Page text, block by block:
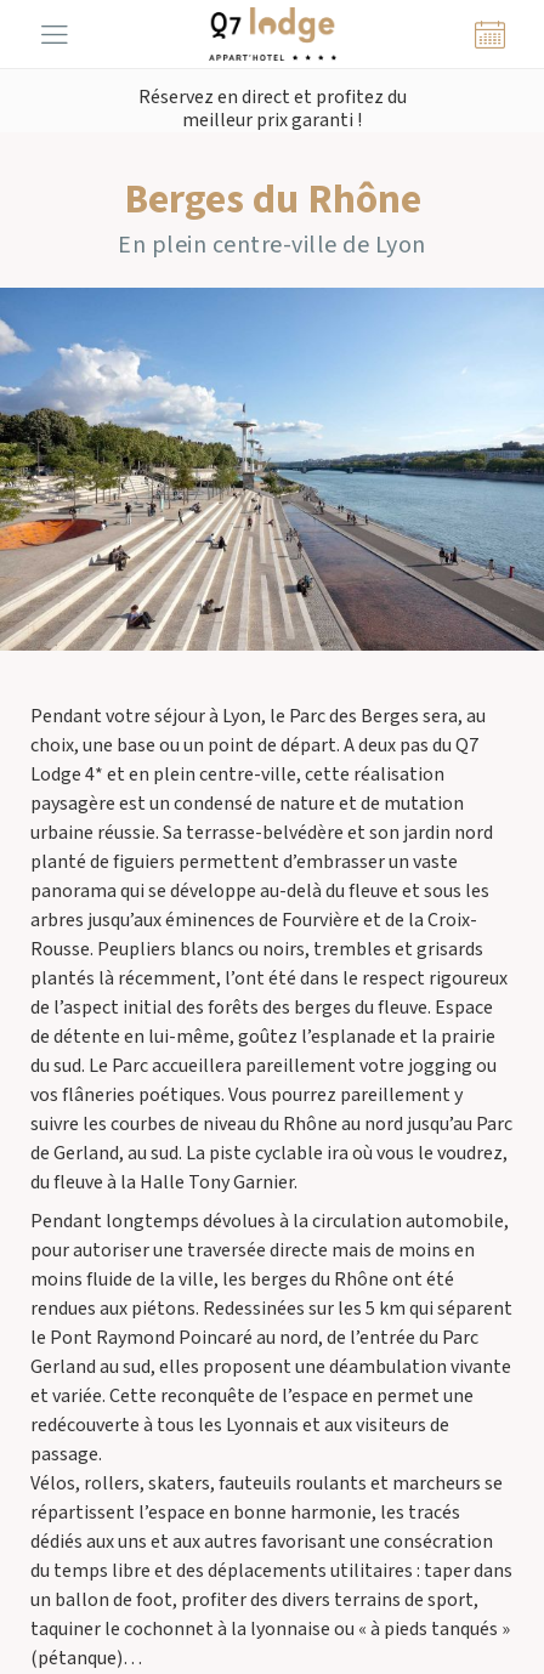
Réservez en direct et profitez du
meilleur prix garanti !
Berges du Rhône
En plein centre-ville de Lyon
Pendant votre séjour à Lyon, le Parc des Berges sera, au
choix, une base ou un point de départ. A deux pas du Q7
Lodge 4* et en plein centre-ville, cette réalisation
paysagère est un condensé de nature et de mutation
urbaine réussie. Sa terrasse-belvédère et son jardin nord
planté de figuiers permettent d’embrasser un vaste
panorama qui se développe au-delà du fleuve et sous les
arbres jusqu’aux éminences de Fourvière et de la Croix-
Rousse. Peupliers blancs ou noirs, trembles et grisards
plantés là récemment, l’ont été dans le respect rigoureux
de l’aspect initial des forêts des berges du fleuve. Espace
de détente en lui-même, goûtez l’esplanade et la prairie
du sud. Le Parc accueillera pareillement votre jogging ou
vos flâneries poétiques. Vous pourrez pareillement y
suivre les courbes de niveau du Rhône au nord jusqu’au Parc
de Gerland, au sud. La piste cyclable ira où vous le voudrez,
du fleuve à la Halle Tony Garnier.
Pendant longtemps dévolues à la circulation automobile,
pour autoriser une traversée directe mais de moins en
moins fluide de la ville, les berges du Rhône ont été
rendues aux piétons. Redessinées sur les 5 km qui séparent
le Pont Raymond Poincaré au nord, de l’entrée du Parc
Gerland au sud, elles proposent une déambulation vivante
et variée. Cette reconquête de l’espace en permet une
redécouverte à tous les Lyonnais et aux visiteurs de
passage.
Vélos, rollers, skaters, fauteuils roulants et marcheurs se
répartissent l’espace en bonne harmonie, les tracés
dédiés aux uns et aux autres favorisant une consécration
du temps libre et des déplacements utilitaires : taper dans
un ballon de foot, profiter des divers terrains de sport,
taquiner le cochonnet à la lyonnaise ou « à pieds tanqués »
(pétanque)…